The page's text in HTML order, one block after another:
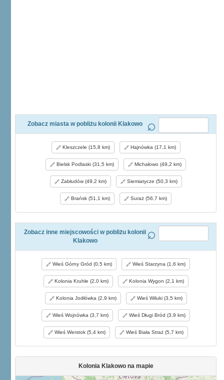
Zobacz miasta w pobliżu kolonii Klakowo
Kleszczele (15,8 km) Hajnówka (17,1 km)
Bielsk Podlaski (31,5 km) Michałowo (49,2 km)
Zabłudów (49,2 km) Siemiatycze (50,3 km)
Brańsk (51,1 km) Suraż (56,7 km)
Zobacz inne miejscowości w pobliżu kolonii
Klakowo
Wieś Górny Gród (0,5 km) Wieś Starzyna (1,6 km)
Kolonia Kruhłe (2,0 km) Kolonia Wygon (2,1 km)
Kolonia Jodłówka (2,9 km) Wieś Wiluki (3,5 km)
Wieś Wojnówka (3,7 km) Wieś Długi Bród (3,9 km)
Wieś Werstok (5,4 km) Wieś Biała Straż (5,7 km)
Kolonia Klakowo na mapie